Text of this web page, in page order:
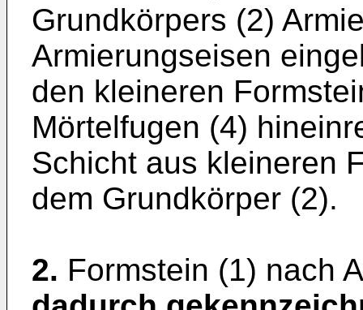
Grundkörpers (2)
Armierungseisen
den kleineren
Mörtelfugen (4)
Schicht aus kleineren
dem Grundkörper (2).
2. Formstein (1) nach